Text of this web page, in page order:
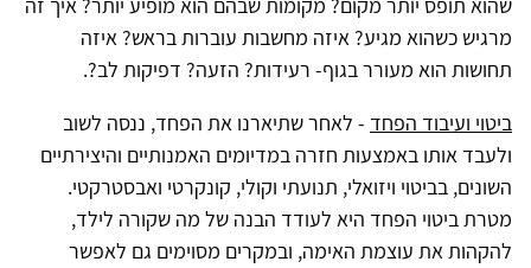
שהוא תופס יותר מקום? מקומות שבהם הוא מופיע יותר? איך זה
מרגיש כשהוא מגיע? איזה מחשבות עוברות בראש? איזה
תחושות הוא מעורר בגוף- רעידות? הזעה? דפיקות לב?.
ביטוי ועיבוד הפחד - לאחר שתיארנו את הפחד, ננסה לשוב
ולעבד אותו באמצעות חזרה במדיומים האמנותיים והיצירתיים
השונים, בביטוי ויזואלי, תנועתי וקולי, קונקרטי ואבסטרקטי.
מטרת ביטוי הפחד היא לעודד הבנה של מה שקורה לילד,
להקהות את עוצמת האימה, ובמקרים מסוימים גם לאפשר